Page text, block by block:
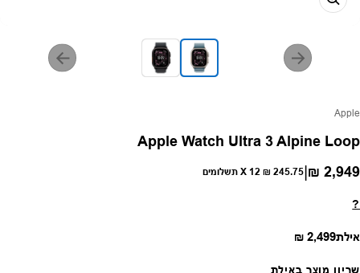
ספק:
Apple
Apple Watch Ultra 3 Alpine Loop
מחיר רגיל
2,949 ₪
|
245.75 ₪ X 12 תשלומים
?
אילתמחיר רגיל
2,499 ₪
שריון מוצר באילת